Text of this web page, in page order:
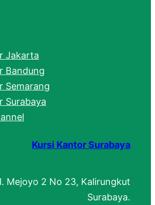
Jakarta
Bandung
Semarang
Surabaya
Kursi Kantor Surabaya
Mejoyo 2 No 23, Kalirungkut
Surabaya.